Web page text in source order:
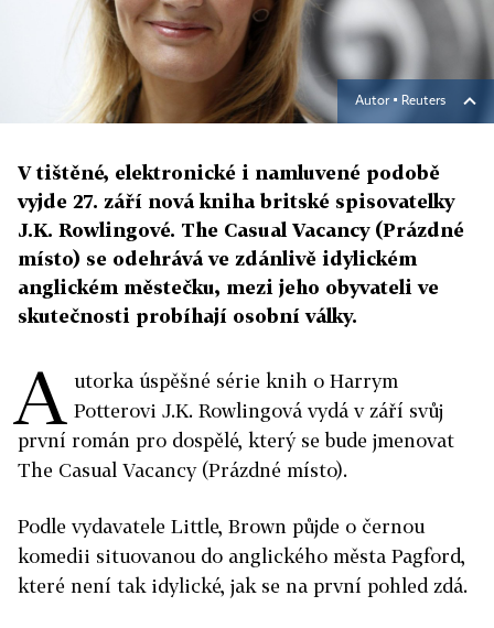
Autor ▪ Reuters
V tištěné, elektronické i namluvené podobě
vyjde 27. září nová kniha britské spisovatelky
J.K. Rowlingové. The Casual Vacancy (Prázdné
místo) se odehrává ve zdánlivě idylickém
anglickém městečku, mezi jeho obyvateli ve
skutečnosti probíhají osobní války.
A utorka úspěšné série knih o Harrym
Potterovi J.K. Rowlingová vydá v září svůj
první román pro dospělé, který se bude jmenovat
The Casual Vacancy (Prázdné místo).
Podle vydavatele Little, Brown půjde o černou
komedii situovanou do anglického města Pagford,
které není tak idylické, jak se na první pohled zdá.